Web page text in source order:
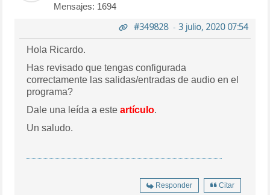
Mensajes: 1694
#349828- 3 julio, 2020 07:54
Hola Ricardo.
Has revisado que tengas configurada
correctamente las salidas/entradas de audio en el
programa?
Dale una leída a esteartículo.
Un saludo.
Responder Citar